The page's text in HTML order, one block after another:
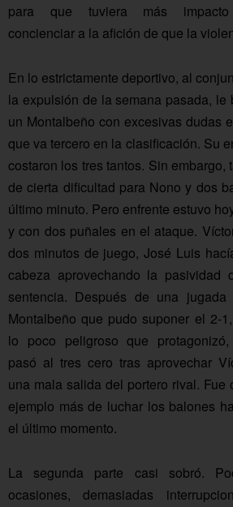
para que tuviera más
concienciar a la afición de que la
En lo estrictamente deportivo, al
la expulsión de la semana pasada,
un Montalbeño con excesivas dudas
que va tercero en la clasificación. Su
costaron los tres tantos. Sin
de cierta dificultad para Nono y dos
último minuto. Pero enfrente estuvo
y con dos puñales en el ataque.
dos minutos de juego, José Luis
cabeza aprovechando la pasividad
sentencia. Después de una jugada
Montalbeño que pudo suponer el 2-
lo poco peligroso que
pasó al tres cero tras aprovechar
una mala salida del portero rival. Fue
ejemplo más de luchar los balones
el último momento.
La segunda parte casi sobró.
ocasiones, demasiadas